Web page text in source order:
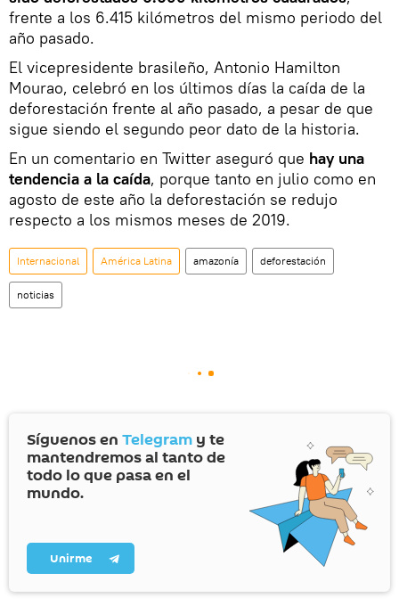
frente a los 6.415 kilómetros del mismo periodo del
año pasado.
El vicepresidente brasileño, Antonio Hamilton
Mourao, celebró en los últimos días la caída de la
deforestación frente al año pasado, a pesar de que
sigue siendo el segundo peor dato de la historia.
En un comentario en Twitter aseguró que hay una
tendencia a la caída, porque tanto en julio como en
agosto de este año la deforestación se redujo
respecto a los mismos meses de 2019.
Internacional América Latina amazonía deforestación
noticias
Síguenos en Telegram y te
mantendremos al tanto de
todo lo que pasa en el
mundo.
Unirme